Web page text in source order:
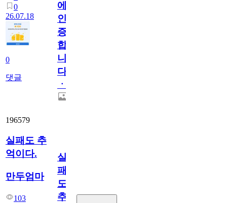
0
26.07.18
0
댓글
에
인
증
합
니
다
ㆍ
196579
실패도 추
억이다.
만두엄마
103
실
패
도
추